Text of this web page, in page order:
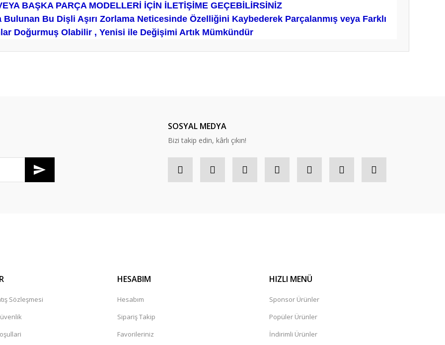
BAŞKA PARÇA MODELLERİ İÇİN İLETİŞİME GEÇEBİLİRSİNİZ
Bulunan Bu Dişli Aşırı Zorlama Neticesinde Özelliğini Kaybederek Parçalanmış veya Farklı
Doğurmuş Olabilir , Yenisi ile Değişimi Artık Mümkündür
SOSYAL MEDYA
Bizi takip edin, kârlı çıkın!
Sözleşmesi
HESABIM
Hesabım
Sipariş Takip
Favorileriniz
HIZLI MENÜ
Sponsor Ürünler
Popüler Ürünler
İndirimli Ürünler